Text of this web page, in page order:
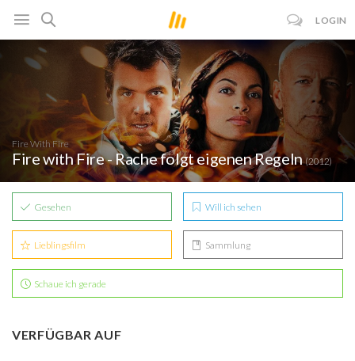
LOGIN
Fire With Fire
Fire with Fire - Rache folgt eigenen Regeln(2012)
Gesehen Will ich sehen
Lieblingsfilm Sammlung
Schaue ich gerade
VERFÜGBAR AUF